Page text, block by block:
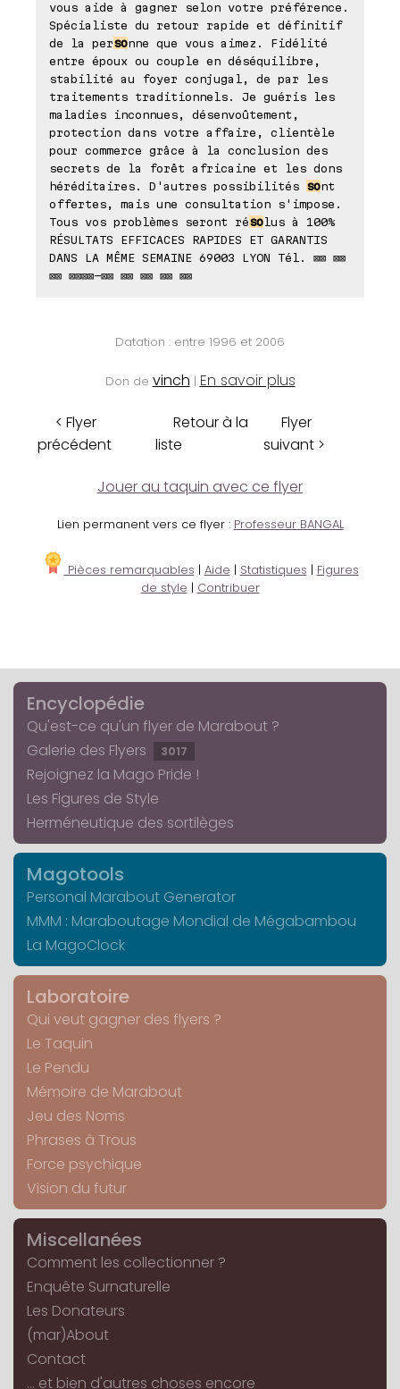
vous aide à gagner selon votre préférence.
Spécialiste du retour rapide et définitif
de la personne que vous aimez. Fidélité
entre époux ou couple en déséquilibre,
stabilité au foyer conjugal, de par les
traitements traditionnels. Je guéris les
maladies inconnues, désenvoûtement,
protection dans votre affaire, clientèle
pour commerce grâce à la conclusion des
secrets de la forêt africaine et les dons
héréditaires. D'autres possibilités sont
offertes, mais une consultation s'impose.
Tous vos problèmes seront résolus à 100%
RÉSULTATS EFFICACES RAPIDES ET GARANTIS
DANS LA MÊME SEMAINE 69003 LYON Tél. ⊠⊠ ⊠⊠
⊠⊠ ⊠⊠⊠⊠-⊠⊠ ⊠⊠ ⊠⊠ ⊠⊠ ⊠⊠
Datation : entre 1996 et 2006
Don de vinch | En savoir plus
< Flyer
précédent
Retour à la
liste
Flyer
suivant >
Jouer au taquin avec ce flyer
Lien permanent vers ce flyer : Professeur BANGAL
Pièces remarquables | Aide | Statistiques | Figures
de style | Contribuer
Encyclopédie
Qu'est-ce qu'un flyer de Marabout ?
Galerie des Flyers
3017
Rejoignez la Mago Pride !
Les Figures de Style
Herméneutique des sortilèges
Magotools
Personal Marabout Generator
MMM : Maraboutage Mondial de Mégabambou
La MagoClock
Laboratoire
Qui veut gagner des flyers ?
Le Taquin
Le Pendu
Mémoire de Marabout
Jeu des Noms
Phrases à Trous
Force psychique
Vision du futur
Miscellanées
Comment les collectionner ?
Enquête Surnaturelle
Les Donateurs
(mar)About
Contact
... et bien d'autres choses encore